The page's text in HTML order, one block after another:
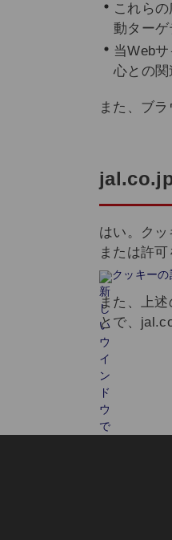
これら
動ターゲ
当Web
心との関
また、ブ
はい。ク
または許可
クッキー
また、上
とで、